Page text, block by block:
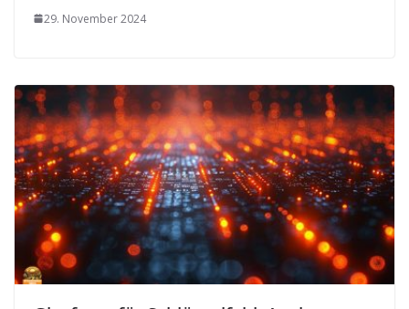
29. November 2024